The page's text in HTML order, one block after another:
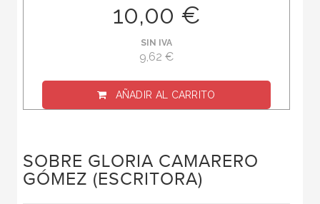
10,00 €
SIN IVA
9,62 €
AÑADIR AL CARRITO
SOBRE GLORIA CAMARERO
GÓMEZ (ESCRITORA)